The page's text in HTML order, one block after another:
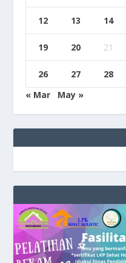
12 13 14
19 20 21
26 27 28
« Mar
May »
b
9
9
c
a
s